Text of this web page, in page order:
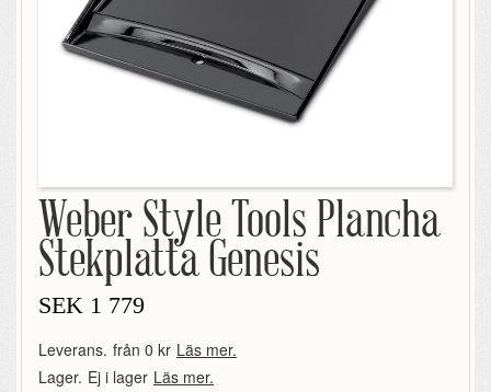
Weber Style Tools Plancha
Stekplatta Genesis
SEK 1 779
Leverans. från 0 kr Läs mer.
Lager. Ej i lager Läs mer.